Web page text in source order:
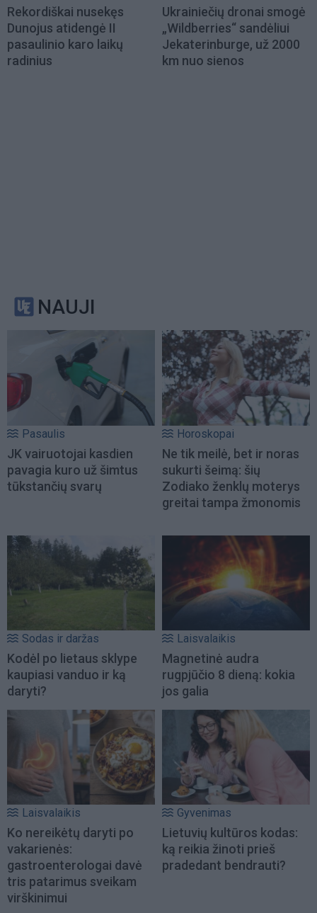
Rekordiškai nusekęs
Dunojus atidengė II
pasaulinio karo laikų
radinius
Ukrainiečių dronai smogė
„Wildberries“ sandėliui
Jekaterinburge, už 2000
km nuo sienos
NAUJI
Pasaulis
JK vairuotojai kasdien
pavagia kuro už šimtus
tūkstančių svarų
Horoskopai
Ne tik meilė, bet ir noras
sukurti šeimą: šių
Zodiako ženklų moterys
greitai tampa žmonomis
Sodas ir daržas
Kodėl po lietaus sklype
kaupiasi vanduo ir ką
daryti?
Laisvalaikis
Magnetinė audra
rugpjūčio 8 dieną: kokia
jos galia
Laisvalaikis
Ko nereikėtų daryti po
vakarienės:
gastroenterologai davė
tris patarimus sveikam
virškinimui
Gyvenimas
Lietuvių kultūros kodas:
ką reikia žinoti prieš
pradedant bendrauti?